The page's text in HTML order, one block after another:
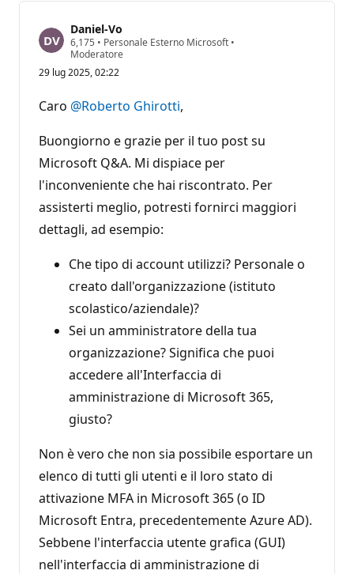
Daniel-Vo
6,175 P
u
t
d
i
e
p
u
t
a
i
n
• Personale Esterno Microsoft •
Moderatore
29 lug 2025, 02:22
Caro @Roberto Ghirotti,
Buongiorno e grazie per il tuo post su
Microsoft Q&A. Mi dispiace per
l'inconveniente che hai riscontrato. Per
assisterti meglio, potresti fornirci maggiori
dettagli, ad esempio:
Che tipo di account utilizzi? Personale o
creato dall'organizzazione (istituto
scolastico/aziendale)?
Sei un amministratore della tua
organizzazione? Significa che puoi
accedere all'Interfaccia di
amministrazione di Microsoft 365,
giusto?
Non è vero che non sia possibile esportare un
elenco di tutti gli utenti e il loro stato di
attivazione MFA in Microsoft 365 (o ID
Microsoft Entra, precedentemente Azure AD).
Sebbene l'interfaccia utente grafica (GUI)
nell'interfaccia di amministrazione di